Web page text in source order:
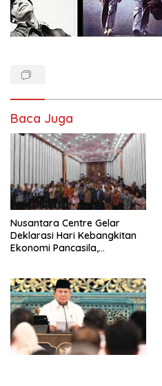
Baca Juga
Nusantara Centre Gelar
Deklarasi Hari Kebangkitan
Ekonomi Pancasila,
Penjajahan (Pergolakan
Ekonomi Politik Indonesia) &
Simposium Nasional “Urgensi
Undang-Undang
Perekonomian Nasional dan
Kesejahteraan Sosial dalam